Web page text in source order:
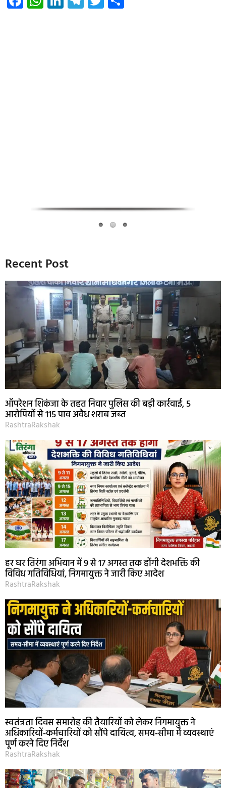
Recent Post
ऑपरेशन शिकंजा के तहत निवार पुलिस की बड़ी कार्रवाई, 5
आरोपियों से 115 पाव अवैध शराब जब्त
RashtraRakshak
हर घर तिरंगा अभियान में 9 से 17 अगस्त तक होंगी देशभक्ति की
विविध गतिविधियां, निगमायुक्त ने जारी किए आदेश
RashtraRakshak
स्वतंत्रता दिवस समारोह की तैयारियों को लेकर निगमायुक्त ने
अधिकारियों-कर्मचारियों को सौंपे दायित्व, समय-सीमा में व्यवस्थाएं
पूर्ण करने दिए निर्देश
RashtraRakshak